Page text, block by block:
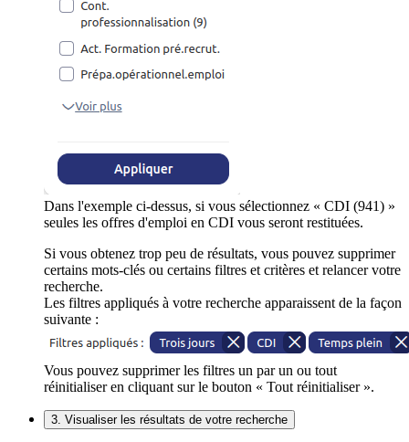
Dans l'exemple ci-dessus, si vous sélectionnez « CDI (941) »
seules les offres d'emploi en CDI vous seront restituées.
Si vous obtenez trop peu de résultats, vous pouvez supprimer
certains mots-clés ou certains filtres et critères et relancer votre
recherche.
Les filtres appliqués à votre recherche apparaissent de la façon
suivante :
Vous pouvez supprimer les filtres un par un ou tout
réinitialiser en cliquant sur le bouton « Tout réinitialiser ».
3. Visualiser les résultats de votre recherche